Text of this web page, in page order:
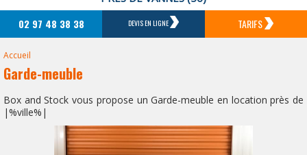
02 97 48 38 38 DEVIS EN LIGNE TARIFS
Accueil
Garde-meuble
Box and Stock vous propose un Garde-meuble en location près de
|%ville%|